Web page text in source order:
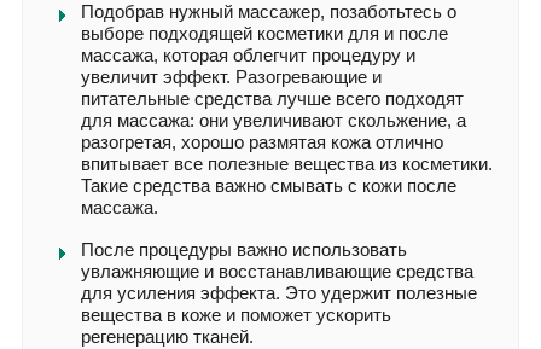
Подобрав нужный массажер, позаботьтесь о
выборе подходящей косметики для и после
массажа, которая облегчит процедуру и
увеличит эффект. Разогревающие и
питательные средства лучше всего подходят
для массажа: они увеличивают скольжение, а
разогретая, хорошо размятая кожа отлично
впитывает все полезные вещества из косметики.
Такие средства важно смывать с кожи после
массажа.
После процедуры важно использовать
увлажняющие и восстанавливающие средства
для усиления эффекта. Это удержит полезные
вещества в коже и поможет ускорить
регенерацию тканей.